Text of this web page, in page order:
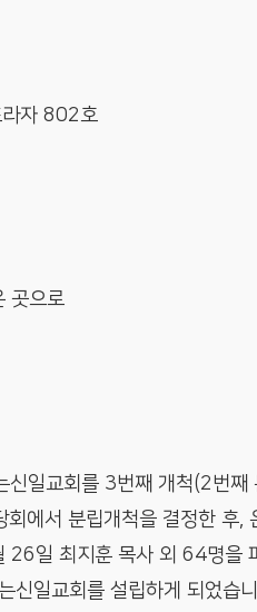
자 802호
곳으로
일교회를 3번째 개척(2번째
에서 분립개척을 결정한 후,
일 최지훈 목사 외 64명을
일교회를 설립하게 되었습